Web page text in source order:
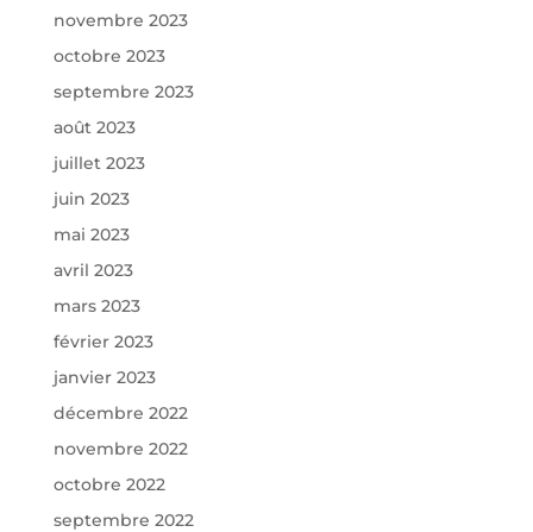
novembre 2023
octobre 2023
septembre 2023
août 2023
juillet 2023
juin 2023
mai 2023
avril 2023
mars 2023
février 2023
janvier 2023
décembre 2022
novembre 2022
octobre 2022
septembre 2022